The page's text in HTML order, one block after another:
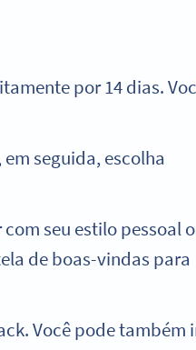
por 14 dias.
seguida, escolha
seu estilo pessoal
de boas-vindas para
Você pode também